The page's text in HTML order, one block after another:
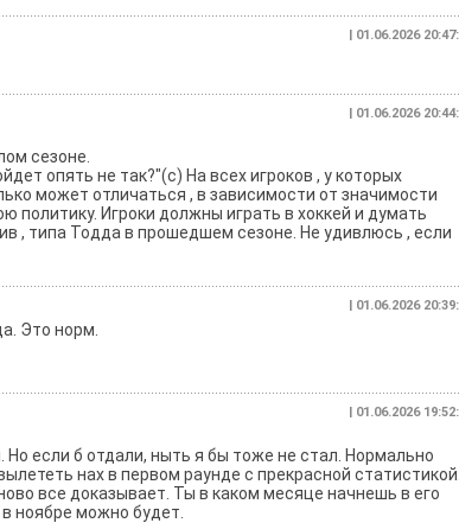
| 01.06.2026
| 01.06.2026
сезоне.
опять не так?"(с) На всех игроков , у которых
может отличаться , в зависимости от значимости
политику. Игроки должны играть в хоккей и думать
, типа Тодда в прошедшем сезоне. Не удивлюсь , если
| 01.06.2026
Это норм.
| 01.06.2026
если б отдали, ныть я бы тоже не стал. Нормально
нах в первом раунде с прекрасной статистикой.
все доказывает. Ты в каком месяце начнешь в его
ноябре можно будет.